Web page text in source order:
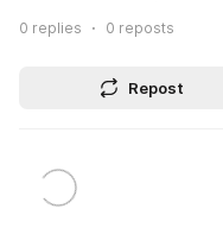
0 replies 0 reposts
Repost